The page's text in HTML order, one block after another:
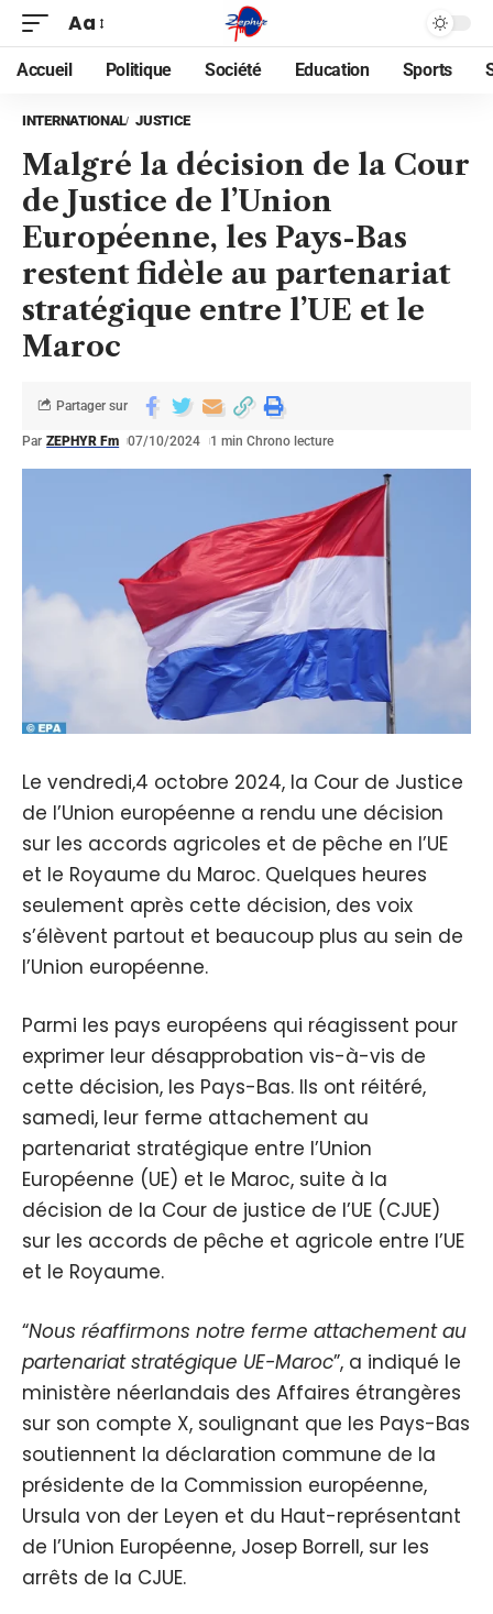
Aa
Accueil Politique Société Education Sports
INTERNATIONAL JUSTICE
Malgré la décision de la Cour
de Justice de l’Union
Européenne, les Pays-Bas
restent fidèle au partenariat
stratégique entre l’UE et le
Maroc
Par ZEPHYR Fm 07/10/2024 1 min Chrono lecture
Partager sur
Le vendredi,4 octobre 2024, la Cour de Justice
de l’Union européenne a rendu une décision
sur les accords agricoles et de pêche en l’UE
et le Royaume du Maroc. Quelques heures
seulement après cette décision, des voix
s’élèvent partout et beaucoup plus au sein de
l’Union européenne.
Parmi les pays européens qui réagissent pour
exprimer leur désapprobation vis-à-vis de
cette décision, les Pays-Bas. Ils ont réitéré,
samedi, leur ferme attachement au
partenariat stratégique entre l’Union
Européenne (UE) et le Maroc, suite à la
décision de la Cour de justice de l’UE (CJUE)
sur les accords de pêche et agricole entre l’UE
et le Royaume.
“Nous réaffirmons notre ferme attachement au
partenariat stratégique UE-Maroc”, a indiqué le
ministère néerlandais des Affaires étrangères
sur son compte X, soulignant que les Pays-Bas
soutiennent la déclaration commune de la
présidente de la Commission européenne,
Ursula von der Leyen et du Haut-représentant
de l’Union Européenne, Josep Borrell, sur les
arrêts de la CJUE.